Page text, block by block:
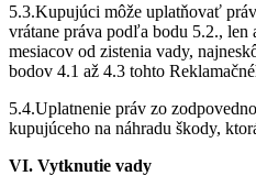
5.3.Kupujúci môže uplatňovať
vrátane práva podľa bodu 5.2.,
mesiacov od zistenia vady,
bodov 4.1 až 4.3 tohto
5.4.Uplatnenie práv zo
kupujúceho na náhradu škody,
VI. Vytknutie vady